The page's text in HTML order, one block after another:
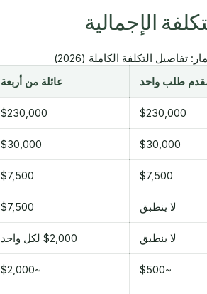
الإجمالية
تفاصيل التكلفة الكاملة (2026)
طلب واحد عائلة من أربعة
$230,000
$230,000
$30,000
$30,000
$7,500
$7,500
لا ينطبق $7,500
لا ينطبق $2,000 لكل واحد
~$500
~$2,000